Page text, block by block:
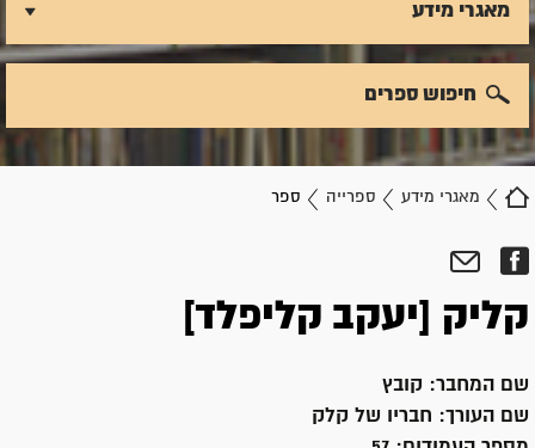
מאגרי מידע ספרייה ספר
מאגרי מידע
חיפוש ספרים
קליק [יעקב קליפלד]
שם המחבר: קובץ
שם העורך: חבריו של קלק